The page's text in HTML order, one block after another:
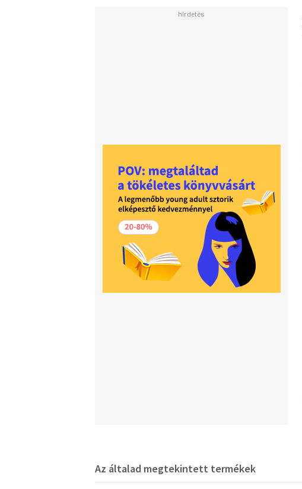
Az általad megtekintett termékek